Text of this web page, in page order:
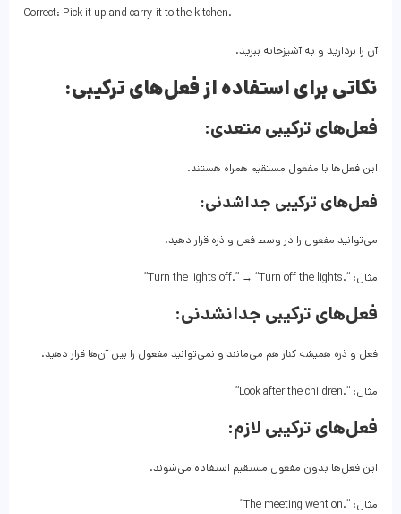
Correct: Pick it up and carry it to the kitchen.
آن را بردارید و به آشپزخانه ببرید.
نکاتی برای استفاده از فعل‌های ترکیبی:
فعل‌های ترکیبی متعدی:
این فعل‌ها با مفعول مستقیم همراه هستند.
فعل‌های ترکیبی جداشدنی:
می‌توانید مفعول را در وسط فعل و ذره قرار دهید.
مثال: “.Turn the lights off.” → “Turn off the lights”
فعل‌های ترکیبی جدانشدنی:
فعل و ذره همیشه کنار هم می‌مانند و نمی‌توانید مفعول را بین آن‌ها قرار دهید.
مثال: “.Look after the children”
فعل‌های ترکیبی لازم:
این فعل‌ها بدون مفعول مستقیم استفاده می‌شوند.
مثال: “.The meeting went on”